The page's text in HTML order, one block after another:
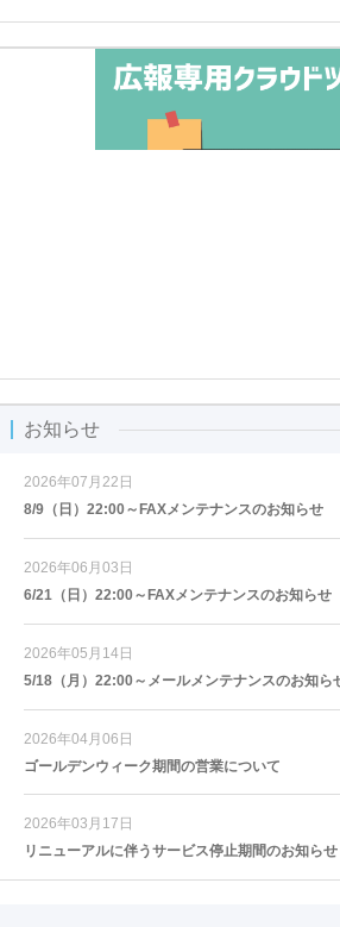
お知らせ
2026年07月22日
8/9（日）22:00～FAXメンテナンスのお知らせ
2026年06月03日
6/21（日）22:00～FAXメンテナンスのお知らせ
2026年05月14日
5/18（月）22:00～メールメンテナンスのお知ら
2026年04月06日
ゴールデンウィーク期間の営業について
2026年03月17日
リニューアルに伴うサービス停止期間のお知ら